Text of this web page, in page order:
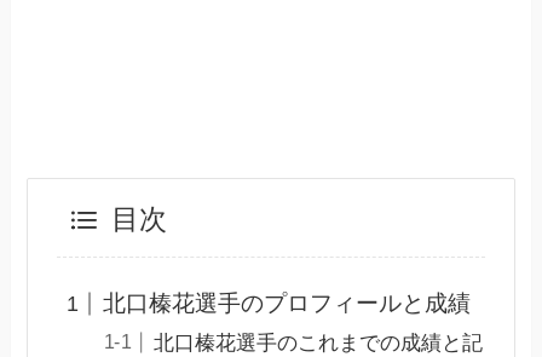
目次
北口榛花選手のプロフィールと成績
北口榛花選手のこれまでの成績と記